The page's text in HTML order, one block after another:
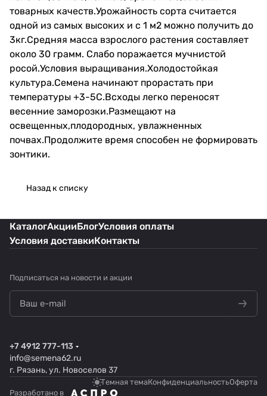
товарных качеств.Урожайность сорта считается
одной из самых высоких и с 1 м2 можно получить до
3кг.Cредняя масса взрослого растения составляет
около 30 грамм. Cлабо поражается мучнистой
росой.Условия выращивания.Холодостойкая
культура.Cемена начинают прорастать при
температуры +3-5С.Всходы легко переносят
весенние заморозки.Размещают на
освещенных,плодородных, увлажненных
почвах.Продолжите время способен не формировать
зонтики.
Назад к списку
КаталогАкцииБлогУсловия оплаты
Условия доставкиКонтакты
Подписаться на новости и акции
+7 4912 777-113
info@semena62.ru
г. Рязань, ул. Новоселов 37
Темная темаКонфиденциальностьОферта
Разработано в